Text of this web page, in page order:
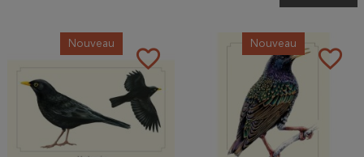
favorite_border
Nouveau
favorite_border
Nouveau